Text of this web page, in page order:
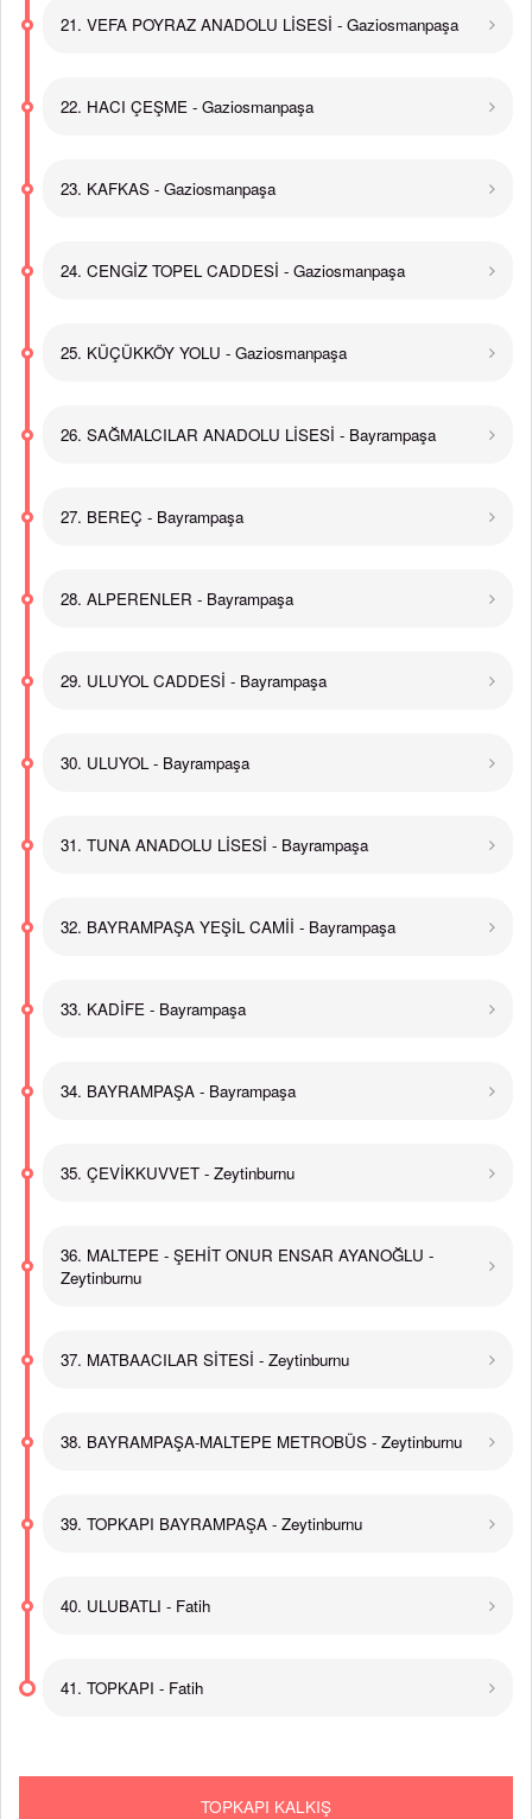
21. VEFA POYRAZ ANADOLU LİSESİ - Gaziosmanpaşa
22. HACI ÇEŞME - Gaziosmanpaşa
23. KAFKAS - Gaziosmanpaşa
24. CENGİZ TOPEL CADDESİ - Gaziosmanpaşa
25. KÜÇÜKKÖY YOLU - Gaziosmanpaşa
26. SAĞMALCILAR ANADOLU LİSESİ - Bayrampaşa
27. BEREÇ - Bayrampaşa
28. ALPERENLER - Bayrampaşa
29. ULUYOL CADDESİ - Bayrampaşa
30. ULUYOL - Bayrampaşa
31. TUNA ANADOLU LİSESİ - Bayrampaşa
32. BAYRAMPAŞA YEŞİL CAMİİ - Bayrampaşa
33. KADİFE - Bayrampaşa
34. BAYRAMPAŞA - Bayrampaşa
35. ÇEVİKKUVVET - Zeytinburnu
36. MALTEPE - ŞEHİT ONUR ENSAR AYANOĞLU -
Zeytinburnu
37. MATBAACILAR SİTESİ - Zeytinburnu
38. BAYRAMPAŞA-MALTEPE METROBÜS - Zeytinburnu
39. TOPKAPI BAYRAMPAŞA - Zeytinburnu
40. ULUBATLI - Fatih
41. TOPKAPI - Fatih
TOPKAPI KALKIŞ